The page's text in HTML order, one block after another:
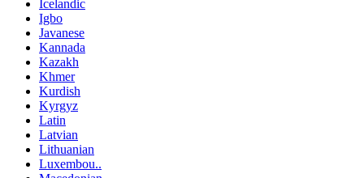
Icelandic
Igbo
Javanese
Kannada
Kazakh
Khmer
Kurdish
Kyrgyz
Latin
Latvian
Lithuanian
Luxembou..